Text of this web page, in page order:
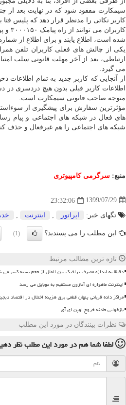
سیمکارت مفقود شود که در نهایت بعد از
کاربر نکاتی را مدنظر قرار دهد که پلیس
شده است، اطلاع یابند و برای اطلاع از
یکی از چالش های فعلی کاربران تلفن
ارتباطی، بعد از آخر مهلت قانونی سلب
می گیرد.
از آنجایی که کاربر جدید به تمام
اطلاعات کاربر قبلی بدون هیچ دردسری در
متوجه صاحب قانونی سیمکارت است.
مؤثرترین سفارش برای پیشگیری از
های فعال در شبکه های اجتماعی و پیام
شبکه های اجتماعی را هم غیرفعال و حذف
منبع: سرگرمی كامپیوتری
1399/07/29
23:32:06
تگهای خبر: اپراتور اینترنت
این مطلب را می پسندید؟ (1)
تازه ترین مطالب مرتبط
دقیقا به اندازه مصرف ترافیک بین الملل از حجم بسته کسر
اینترنت ماهواره ای آمازون مستقیم به موبایل می رسد
مراکز داده قربانی پنهان قطعی برق هزینه اختلال در اقتصاد
بازخوانی حادثه خروج اوپن ای آی
نظرات بینندگان در مورد این مطلب
لطفا شما همدر مورد این مطلبنظر